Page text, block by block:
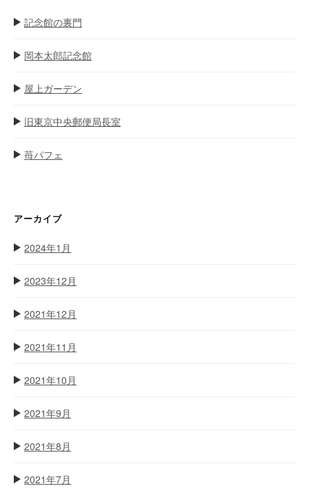
記念館の裏門
岡本太郎記念館
屋上ガーデン
旧東京中央郵便局長室
苺パフェ
アーカイブ
2024年1月
2023年12月
2021年12月
2021年11月
2021年10月
2021年9月
2021年8月
2021年7月